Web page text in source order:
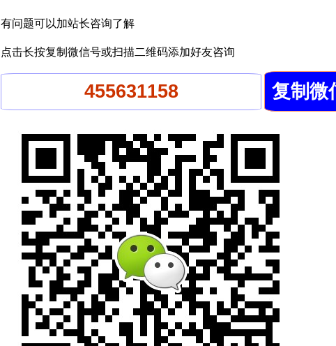
有问题可以加站长咨询了解
点击长按复制微信号或扫描二维码添加好友咨询